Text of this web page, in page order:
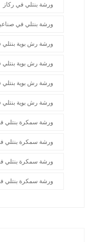
ورشة بنتلي في ركاز
ورشة بنتلي في
ورشة رش بوية بنتلي
ورشة رش بوية بنتلي
ورشة رش بوية بنتلي
ورشة رش بوية بنتلي
ورشة سمكرة بنتلي
ورشة سمكرة بنتلي
ورشة سمكرة بنتلي
ورشة سمكرة بنتلي